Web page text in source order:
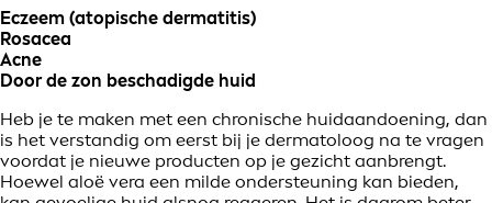
Eczeem (atopische dermatitis)
Rosacea
Acne
Door de zon beschadigde huid
Heb je te maken met een chronische huidaandoening, dan
is het verstandig om eerst bij je dermatoloog na te vragen
voordat je nieuwe producten op je gezicht aanbrengt.
Hoewel aloë vera een milde ondersteuning kan bieden,